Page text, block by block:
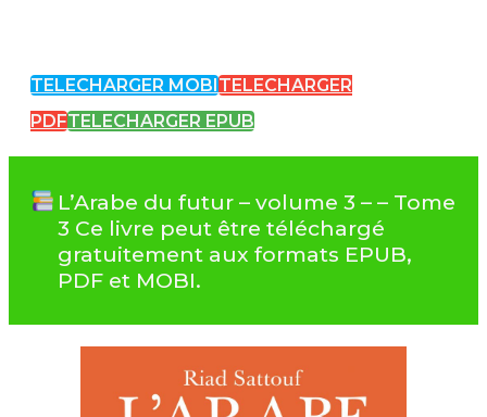
TELECHARGER MOBI TELECHARGER
PDFTELECHARGER EPUB
L’Arabe du futur – volume 3 – – Tome
3 Ce livre peut être téléchargé
gratuitement aux formats EPUB,
PDF et MOBI.